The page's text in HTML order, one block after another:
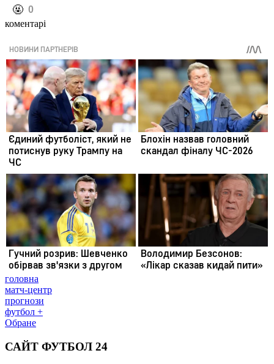
️🤬 0
коментарі
головна
матч-центр
прогнози
футбол +
Обране
САЙТ ФУТБОЛ 24